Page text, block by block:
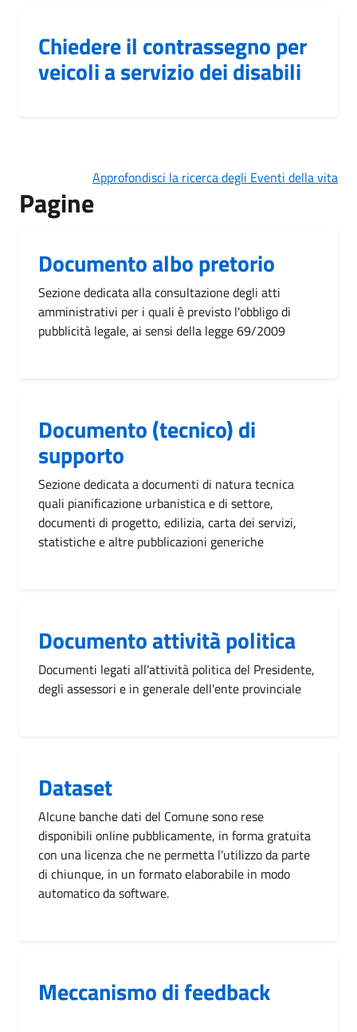
Chiedere il contrassegno per
veicoli a servizio dei disabili
Approfondisci la ricerca degli Eventi della vita
Pagine
Documento albo pretorio
Sezione dedicata alla consultazione degli atti
amministrativi per i quali è previsto l'obbligo di
pubblicità legale, ai sensi della legge 69/2009
Documento (tecnico) di
supporto
Sezione dedicata a documenti di natura tecnica
quali pianificazione urbanistica e di settore,
documenti di progetto, edilizia, carta dei servizi,
statistiche e altre pubblicazioni generiche
Documento attività politica
Documenti legati all'attività politica del Presidente,
degli assessori e in generale dell'ente provinciale
Dataset
Alcune banche dati del Comune sono rese
disponibili online pubblicamente, in forma gratuita
con una licenza che ne permetta l’utilizzo da parte
di chiunque, in un formato elaborabile in modo
automatico da software.
Meccanismo di feedback